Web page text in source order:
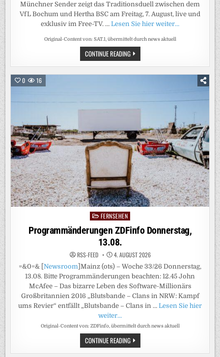
Münchner Sender zeigt das Traditionsduell zwischen dem
VfL Bochum und Hertha BSC am Freitag, 7. August, live und
exklusiv im Free-TV. … Lesen Sie hier weiter…
Original-Content von: SAT.1, übermittelt durch news aktuell
CONTINUE READINGSAT.1
ERÖFFNET
DIE
VFL
BOCHUM
BSC
AM
FREITAG
EXKLUSIV
IM
FREE-
TV
0 16
PostedFERNSEHEN
Programmänderungen ZDFinfo Donnerstag,
13.08.
RSS-FEED 4. AUGUST 2026
=&0=& [Newsroom]Mainz (ots) – Woche 33/26 Donnerstag,
13.08. Bitte Programmänderungen beachten: 12.45 John
McAfee – Das bizarre Leben des Software-Millionärs
Großbritannien 2016 „Blutsbande – Clans in NRW: Kampf
ums Revier“ entfällt „Blutsbande – Clans in … Lesen Sie hier
weiter…
Original-Content von: ZDFinfo, übermittelt durch news aktuell
CONTINUE READINGPROGRAMMÄNDERUNGEN
ZDFINFO
DONNERSTAG,